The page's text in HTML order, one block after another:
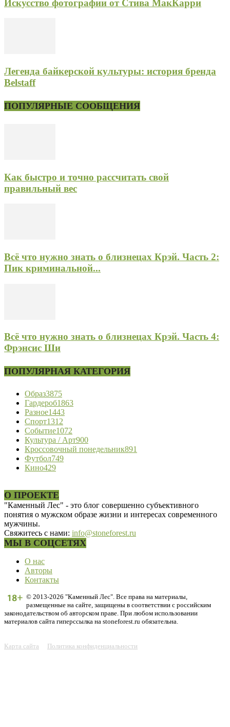
Искусство фотографии от Стива МакКарри
Легенда байкерской культуры: история бренда
Belstaff
ПОПУЛЯРНЫЕ СООБЩЕНИЯ
Как быстро и точно рассчитать свой
правильный вес
Всё что нужно знать о близнецах Крэй. Часть 2:
Пик криминальной...
Всё что нужно знать о близнецах Крэй. Часть 4:
Фрэнсис Ши
ПОПУЛЯРНАЯ КАТЕГОРИЯ
Образ3875
Гардероб1863
Разное1443
Спорт1312
Событие1072
Культура / Арт900
Кроссовочный понедельник891
Футбол749
Кино429
О ПРОЕКТЕ
"Каменный Лес" - это блог совершенно субъективного
понятия о мужском образе жизни и интересах современного
мужчины.
Свяжитесь с нами: info@stoneforest.ru
МЫ В СОЦСЕТЯХ
О нас
Авторы
Контакты
© 2013-2026 "Каменный Лес". Все права на материалы,
размещенные на сайте, защищены в соответствии с российским
законодательством об авторском праве. При любом использовании
материалов сайта гиперссылка на stoneforest.ru обязательна.
Карта сайта Политика конфиденциальности